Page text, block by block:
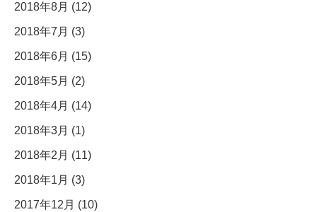
2018年8月 (12)
2018年7月 (3)
2018年6月 (15)
2018年5月 (2)
2018年4月 (14)
2018年3月 (1)
2018年2月 (11)
2018年1月 (3)
2017年12月 (10)